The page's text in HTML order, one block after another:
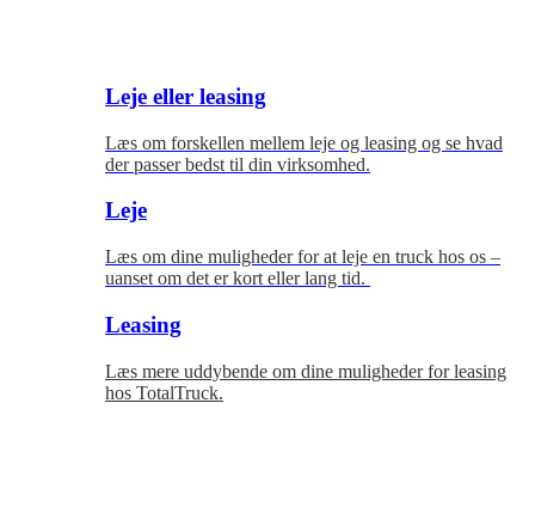
Leje eller leasing
Læs om forskellen mellem leje og leasing og se hvad
der passer bedst til din virksomhed.
Leje
Læs om dine muligheder for at leje en truck hos os –
uanset om det er kort eller lang tid.
Leasing
Læs mere uddybende om dine muligheder for leasing
hos TotalTruck.